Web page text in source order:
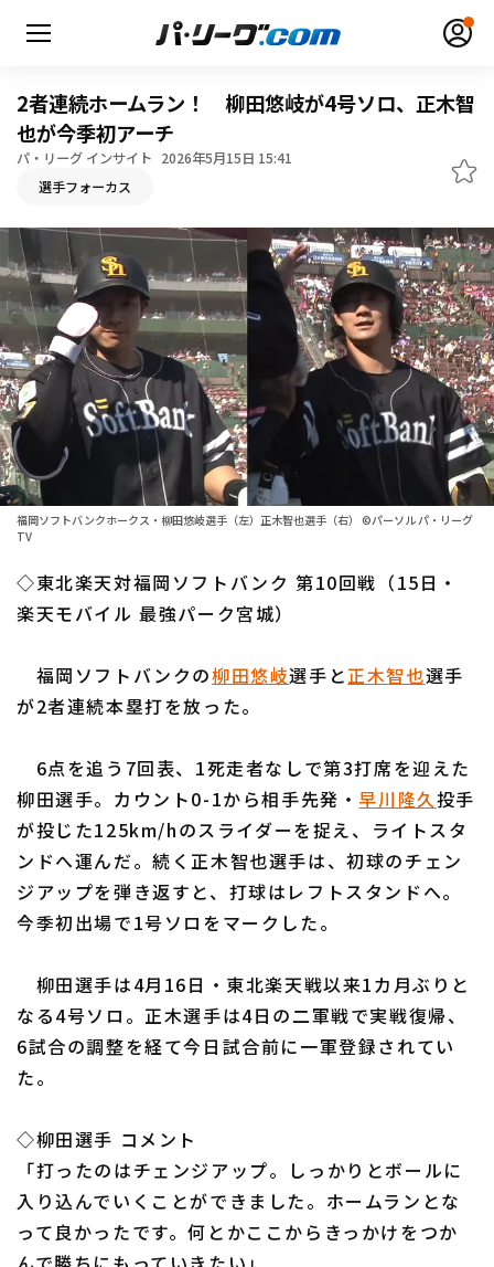
HOME
動画
日程・結果
順位表･成績
1軍公式戦
ファーム東地区
ファーム西地区
選手名鑑
選手名鑑トップ
東北楽天ゴールデンイーグルス
千葉ロッテマリーンズ
オリックス・バファローズ
福岡ソフトバンクホークス
ニュース
設定
利用規約
運営会社 （別ウィンドウで開く） よくある質問
特定商取引法の表示 アルバイト募集（別ウィンドウで開く
2者連続ホームラン！ 柳田悠岐が4号ソロ、正木智
也が今季初アーチ
パ・リーグ インサイト 2026年5月15日 15:41
選手フォーカス
福岡ソフトバンクホークス・柳田悠岐選手（左）正木智也選手（右） ©パーソル パ・リーグ
TV
◇東北楽天対福岡ソフトバンク 第10回戦（15日・
楽天モバイル 最強パーク宮城）
福岡ソフトバンクの柳田悠岐選手と正木智也選手
が2者連続本塁打を放った。
6点を追う7回表、1死走者なしで第3打席を迎えた
柳田選手。カウント0-1から相手先発・ 早川隆久投手
が投じた125km/hのスライダーを捉え、ライトスタ
ンドへ運んだ。続く正木智也選手は、初球のチェン
ジアップを弾き返すと、打球はレフトスタンドへ。
今季初出場で1号ソロをマークした。
柳田選手は4月16日・東北楽天戦以来1カ月ぶりと
なる4号ソロ。正木選手は4日の二軍戦で実戦復帰、
6試合の調整を経て今日試合前に一軍登録されてい
た。
◇柳田選手 コメント
「打ったのはチェンジアップ。しっかりとボールに
入り込んでいくことができました。ホームランとな
って良かったです。何とかここからきっかけをつか